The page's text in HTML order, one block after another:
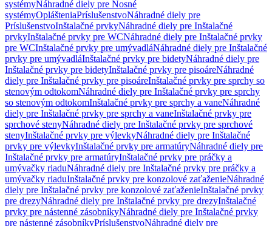
systémyNáhradné diely pre Nosné
systémyOplášteniaPríslušenstvoNáhradné diely pre
PríslušenstvoInštalačné prvkyNáhradné diely pre Inštalačné
prvkyInštalačné prvky pre WCNáhradné diely pre Inštalačné prvky
pre WCInštalačné prvky pre umývadláNáhradné diely pre Inštalačné
prvky pre umývadláInštalačné prvky pre bidetyNáhradné diely pre
Inštalačné prvky pre bidetyInštalačné prvky pre pisoáreNáhradné
diely pre Inštalačné prvky pre pisoáreInštalačné prvky pre sprchy so
stenovým odtokomNáhradné diely pre Inštalačné prvky pre sprchy
so stenovým odtokomInštalačné prvky pre sprchy a vaneNáhradné
diely pre Inštalačné prvky pre sprchy a vaneInštalačné prvky pre
sprchové stenyNáhradné diely pre Inštalačné prvky pre sprchové
stenyInštalačné prvky pre výlevkyNáhradné diely pre Inštalačné
prvky pre výlevkyInštalačné prvky pre armatúryNáhradné diely pre
Inštalačné prvky pre armatúryInštalačné prvky pre práčky a
umývačky riaduNáhradné diely pre Inštalačné prvky pre práčky a
umývačky riaduInštalačné prvky pre konzolové zaťaženieNáhradné
diely pre Inštalačné prvky pre konzolové zaťaženieInštalačné prvky
pre drezyNáhradné diely pre Inštalačné prvky pre drezyInštalačné
prvky pre nástenné zásobníkyNáhradné diely pre Inštalačné prvky
pre nástenné zásobníkyPríslušenstvoNáhradné diely pre